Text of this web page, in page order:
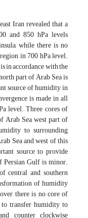
Iran revealed that a
and 850 hPa levels
while there is no
in 700 hPa level.
in accordance with the
part of Arab Sea is
source of humidity in
is made in all
level. Three cores of
Sea, west part of
to surrounding
Sea and west of this
source to provide
Gulf is minor.
central and southern
of humidity
there is no core of
transfer humidity to